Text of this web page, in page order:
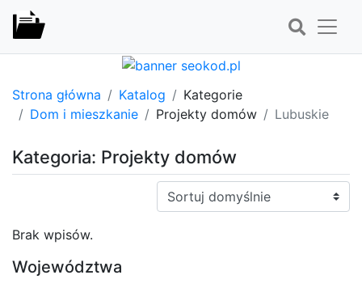
Strona główna Katalog
Kategorie
Dom i mieszkanie
Projekty domów Lubuskie
Kategoria: Projekty domów
Sortuj:
Brak wpisów.
Województwa